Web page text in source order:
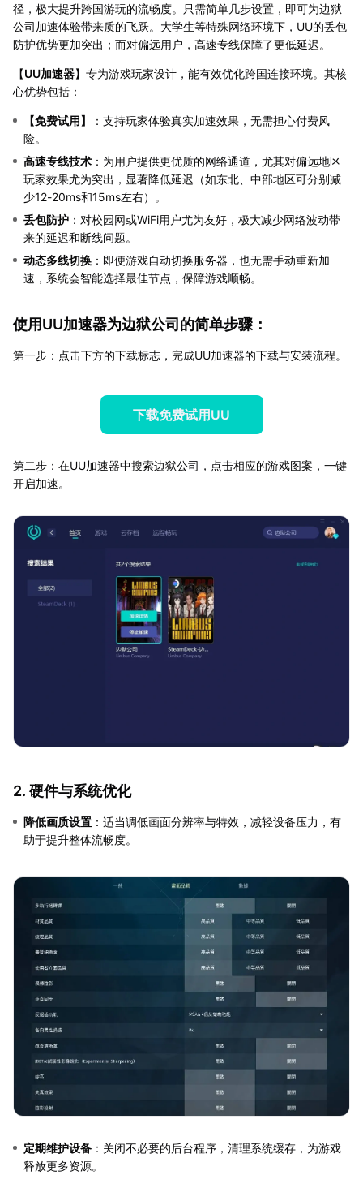
径，极大提升跨国游玩的流畅度。只需简单几步设置，即可为边狱
公司加速体验带来质的飞跃。大学生等特殊网络环境下，UU的丢包
防护优势更加突出；而对偏远用户，高速专线保障了更低延迟。
【UU加速器】专为游戏玩家设计，能有效优化跨国连接环境。其核
心优势包括：
【免费试用】
：支持玩家体验真实加速效果，无需担心付费风
险。
高速专线技术 ：为用户提供更优质的网络通道，尤其对偏远地区
玩家效果尤为突出，显著降低延迟（如东北、中部地区可分别减
少12-20ms和15ms左右）。
丢包防护 ：对校园网或WiFi用户尤为友好，极大减少网络波动带
来的延迟和断线问题。
动态多线切换 ：即便游戏自动切换服务器，也无需手动重新加
速，系统会智能选择最佳节点，保障游戏顺畅。
使用UU加速器为边狱公司的简单步骤：
第一步：点击下方的下载标志，完成UU加速器的下载与安装流程。
下载免费试用UU
第二步：在UU加速器中搜索边狱公司，点击相应的游戏图案，一键
开启加速。
2. 硬件与系统优化
降低画质设置 ：适当调低画面分辨率与特效，减轻设备压力，有
助于提升整体流畅度。
定期维护设备 ：关闭不必要的后台程序，清理系统缓存，为游戏
释放更多资源。